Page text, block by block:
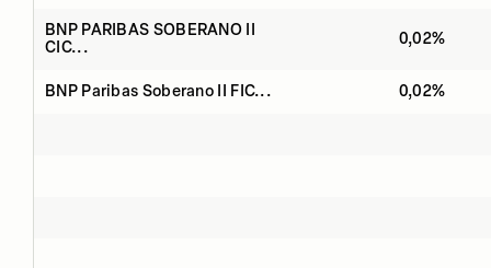
BNP PARIBAS SOBERANO II
CIC...
0,02%
BNP Paribas Soberano II FIC... 0,02%